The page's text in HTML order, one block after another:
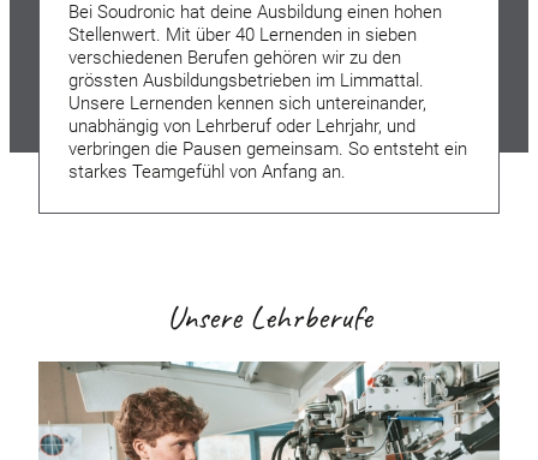
Bei Soudronic hat deine Ausbildung einen hohen
Stellenwert. Mit über 40 Lernenden in sieben
verschiedenen Berufen gehören wir zu den
grössten Ausbildungsbetrieben im Limmattal.
Unsere Lernenden kennen sich untereinander,
unabhängig von Lehrberuf oder Lehrjahr, und
verbringen die Pausen gemeinsam. So entsteht ein
starkes Teamgefühl von Anfang an.
Unsere Lehrberufe